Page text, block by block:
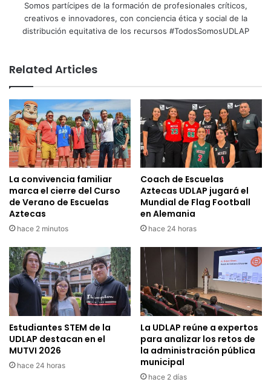
Somos partícipes de la formación de profesionales críticos,
creativos e innovadores, con conciencia ética y social de la
distribución equitativa de los recursos #TodosSomosUDLAP
Related Articles
La convivencia familiar
marca el cierre del Curso
de Verano de Escuelas
Aztecas
hace 2 minutos
Coach de Escuelas
Aztecas UDLAP jugará el
Mundial de Flag Football
en Alemania
hace 24 horas
Estudiantes STEM de la
UDLAP destacan en el
MUTVI 2026
hace 24 horas
La UDLAP reúne a expertos
para analizar los retos de
la administración pública
municipal
hace 2 días